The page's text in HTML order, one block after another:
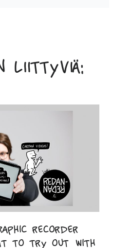
liittyviä:
recorder
to try out with